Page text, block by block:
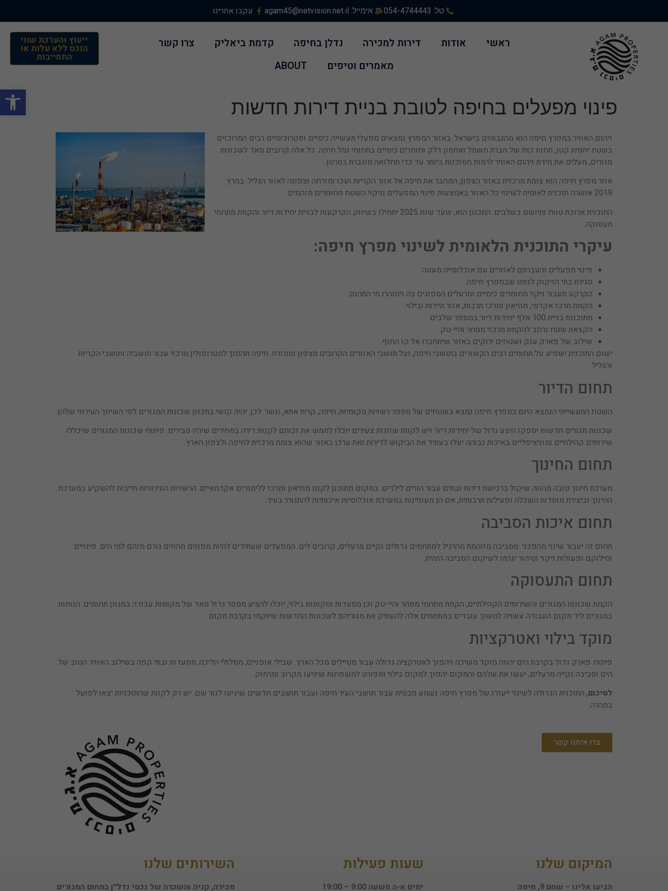
טל: 054-4744443 אימייל: agam45@netvision.net.il עקבו אחרינו
ראשי אודות דירות למכירה נדלן בחיפה קדמת ביאליק
צרו קשר
מאמרים וטיפים
ABOUT
ייעוץ והערכת שווי
הנכס ללא עלות או
התחייבות
פינוי מפעלים בחיפה לטובת בניית דירות חדשות
זיהום האוויר במפרץ חיפה הוא מהגבוהים בישראל. באזור המפרץ נמצאים מפעלי תעשייה כימיים ופטרוכימיים רבים המרוכזים
בשטח יחסית קטן, תחנת כוח של חברת חשמל ואחסון דלק וחומרים כימיים בתחומי נמל חיפה. כל אלה קרובים מאד לשכונות
מגורים, מעלים את מידת זיהום האוויר לרמות מסוכנות ביותר עד כדי תחלואה מוגברת בסרטן.
אזור מפרץ חיפה הוא צומת מרכזית באזור הצפון, המחבר את חיפה אל אזור הקריות ועכו ומזרחה וצפונה לאזור הגליל. במרץ
2019 אושרה תוכנית לאומית לשינוי כל האזור באמצעות פינוי המפעלים וניקוי השטח מחומרים מזהמים.
התוכנית ארוכת טווח ותיושם בשלבים. התכנון הוא, שעד שנת 2025 יתחילו בשיווק הקרקעות לבניית יחידות דיור והקמת מתחמי
תעסוקה.
עיקרי התוכנית הלאומית לשינוי מפרץ חיפה:
פינוי מפעלים והעברתם לאזורים עם אוכלוסייה מעטה.
סגירת בתי הזיקוק לנפט שבמפרץ חיפה.
הקרקע תעבור ניקוי מחומרים כימיים ומרעלים הספוגים בה ויטוהרו מי התהום.
הקמת מרכז אקדמי, מוזיאון ומרכז תרבות, אזור תיירות ובילוי.
מתוכננת בניית 100 אלף יחידות דיור במספר שלבים.
הקצאת שטח נרחב להקמת מרכזי מסחר והיי-טק.
שילוב של פארק ענק ושטחים ירוקים באזור שיתחברו אל קו החוף.
ישום התוכנית ישפיע על תחומים רבים הקשורים בתושבי חיפה, ועל תושבי האזורים הקרובים מצפון וממזרח. חיפה תהפוך למטרופולין מרכזי עבור תושביה ותושבי הקריות
והגליל.
תחום הדיור
השטח התעשייתי הנמצא היום במפרץ חיפה נמצא בשטחים של מספר רשויות מקומיות, חיפה, קרית אתא, ונשר. לכן, יהיה קושי בתכנון שכונות המגורים לפי השיווך העירוני שלהן.
שכונות מגורים חדשות יספקו היצע גדול של יחידות דיור ויש לקוות שזוגות צעירים יוכלו לממש את זכותם לקנות דירה במחירים שיהיו סבירים. פיתוח שכונות המגורים שיכללו
שירותים קהילתיים ומוניציפליים באיכות גבוהה יעלו בעתיד את הביקוש לדירות ואת ערכן באזור שהוא צומת מרכזית לחיפה ולצפון הארץ.
תחום החינוך
מערכת חינוך טובה מהווה שיקול ברכישת דירות ובתים עבור הורים לילדים. במקום מתוכנן לקום מוזיאון ומרכז ללימודים אקדמאיים. הרשויות העירוניות חייבות להשקיע במערכת
החינוך וביצירת מוסדות השכלה ופעילות תרבותית, אם הן מעוניינות במשיכת אוכלוסיות איכותיות להתגורר בעיר.
תחום איכות הסביבה
תחום זה יעבור שינוי מהפכני. מסביבה מזוהמת מהרגיל למתחמים גדולים נקיים מרעלים, קרובים לים. המפעלים שעתידים להיות מפונים מהווים גורם מזהם למי הים. פינויים
וסילוקם ופעולות ניקוי וטיהור יגרמו לשיקום הסביבה הימית.
תחום התעסוקה
הקמת שכונות המגורים והשירותים הקהילתיים, הקמת מתחמי מסחר והיי-טק וכן מסעדות ומקומות בילוי, יוכלו להציע מספר גדול מאד של מקומות עבודה במגוון תחומים. הנוחות
במגורים ליד מקום העבודה עשויה למשוך עובדים במתחמים אלה להעתיק את מגוריהם לשכונות החדשות שיוקמו בקרבת מקום.
מוקד בילוי ואטרקציות
פיתוח פארק גדול בקרבת הים יהווה מוקד משיכה ויהפוך לאטרקציה גדולה עבור מטיילים מכל הארץ. שבילי אופניים, מסלולי הליכה, מסעדות ובתי קפה בשילוב האוויר הטוב של
הים וסביבה נקייה מרעלים, יעשו את שלהם והמקום יהפוך למקום בילוי וספורט למשפחות שיגיעו מקרוב ומרחוק.
לסיכום, התוכנית הגדולה לשינוי ייעודו של מפרץ חיפה נשמע מבטיח עבור תושבי העיר חיפה ועבור תושבים חדשים שיגיעו לגור שם. יש רק לקוות שהתוכניות יצאו לפועל
במהרה.
צרו איתנו קשר
המיקום שלנו
הגיעו אלינו – שחם 9, חיפה
שעות פעילות
ימים א-ה משעה 9:00 – 19:00
השירותים שלנו
מכירה, קניה והשכרה של נכסי נדל״ן בתחום המגורים